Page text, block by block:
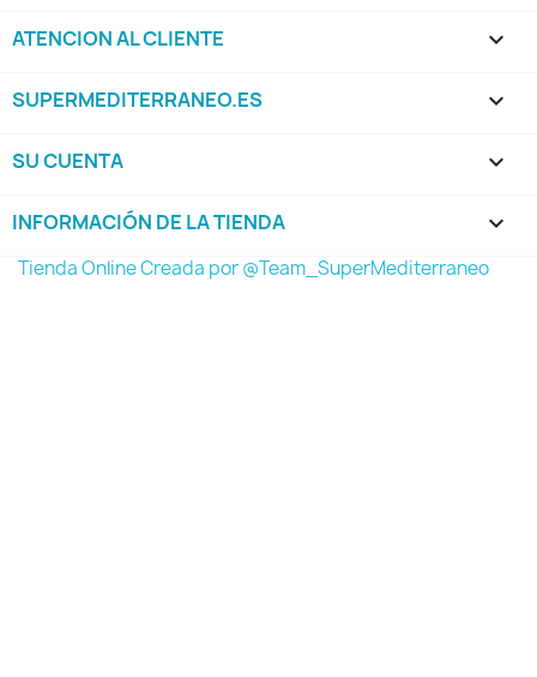
ATENCION AL CLIENTE 
SUPERMEDITERRANEO.ES 
SU CUENTA 
INFORMACIÓN DE LA TIENDA keyboard_arrow_down
Tienda Online Creada por @Team_SuperMediterraneo